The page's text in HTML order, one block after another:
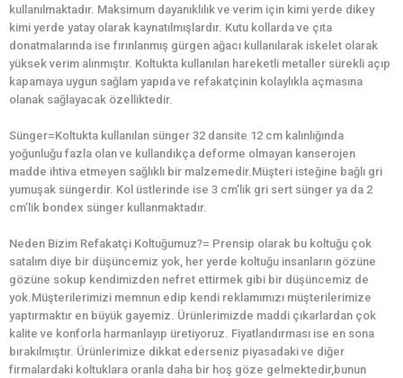
kullanılmaktadır. Maksimum dayanıklılık ve verim için kimi yerde dikey
kimi yerde yatay olarak kaynatılmışlardır. Kutu kollarda ve çıta
donatmalarında ise fırınlanmış gürgen ağacı kullanılarak iskelet olarak
yüksek verim alınmıştır. Koltukta kullanılan hareketli metaller sürekli açıp
kapamaya uygun sağlam yapıda ve refakatçinin kolaylıkla açmasına
olanak sağlayacak özelliktedir.
Sünger=Koltukta kullanılan sünger 32 dansite 12 cm kalınlığında
yoğunluğu fazla olan ve kullandıkça deforme olmayan kanserojen
madde ihtiva etmeyen sağlıklı bir malzemedir.Müşteri isteğine bağlı gri
yumuşak süngerdir. Kol üstlerinde ise 3 cm’lik gri sert sünger ya da 2
cm’lik bondex sünger kullanmaktadır.
Neden Bizim Refakatçi Koltuğumuz?= Prensip olarak bu koltuğu çok
satalım diye bir düşüncemiz yok, her yerde koltuğu insanların gözüne
gözüne sokup kendimizden nefret ettirmek gibi bir düşüncemiz de
yok.Müşterilerimizi memnun edip kendi reklamımızı müşterilerimize
yaptırmaktır en büyük gayemiz. Ürünlerimizde maddi çıkarlardan çok
kalite ve konforla harmanlayıp üretiyoruz. Fiyatlandırması ise en sona
bırakılmıştır. Ürünlerimize dikkat ederseniz piyasadaki ve diğer
firmalardaki koltuklara oranla daha bir hoş göze gelmektedir,bunun